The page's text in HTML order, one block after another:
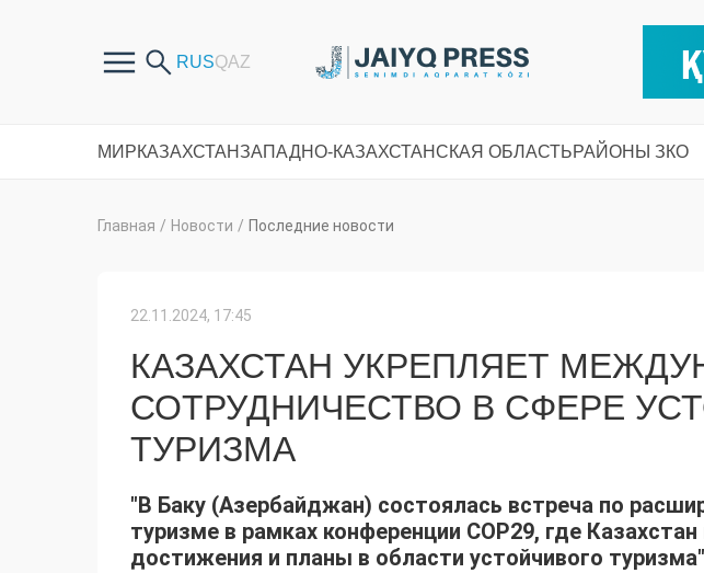
МИРКАЗАХСТАНЗАПАДНО-КАЗАХСТАНСКАЯ ОБЛАСТЬРАЙОНЫ ЗКО
Главная / Новости / Последние новости
22.11.2024, 17:45
КАЗАХСТАН УКРЕПЛЯЕТ
СОТРУДНИЧЕСТВО В СФЕРЕ
ТУРИЗМА
"В Баку (Азербайджан) состоялась встреча по
туризме в рамках конференции СОР29, где
достижения и планы в области устойчивого